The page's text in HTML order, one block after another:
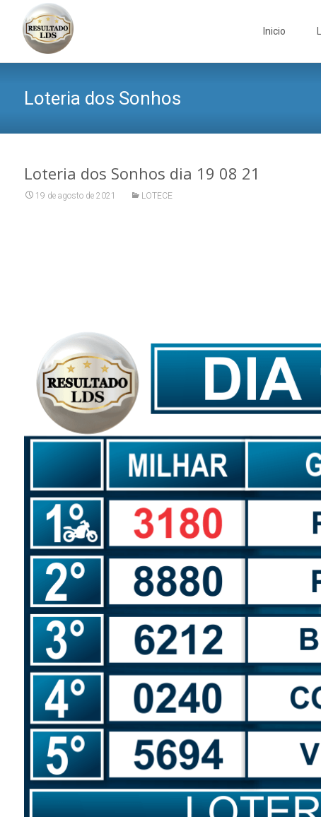
Inicio
Loteria dos Sonhos
Loteria dos Sonhos dia 19 08 21
19 de agosto de 2021 LOTECE